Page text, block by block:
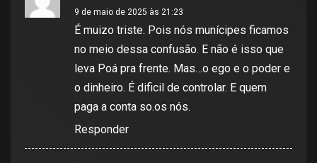
9 de maio de 2025 às 21:23
É muizo triste. Pois nós munícipes ficamos
no meio dessa confusão. E não é isso que
leva Poá pra frente. Mas…o ego e o poder e
o dinheiro. É dificil de controlar. E quem
paga a conta so.os nós.
Responder